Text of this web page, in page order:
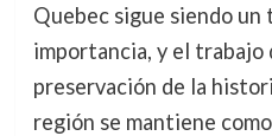
Quebec sigue siendo un
importancia, y el trabajo
preservación de la
región se mantiene